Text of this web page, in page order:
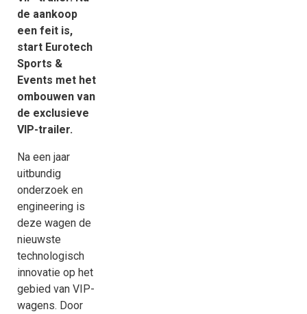
de aankoop
een feit is,
start Eurotech
Sports &
Events met het
ombouwen van
de exclusieve
VIP-trailer.
Na een jaar
uitbundig
onderzoek en
engineering is
deze wagen de
nieuwste
technologisch
innovatie op het
gebied van VIP-
wagens. Door